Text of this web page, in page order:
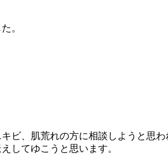
。
ビ、肌荒れの方に相談しようと思わ
してゆこうと思います。